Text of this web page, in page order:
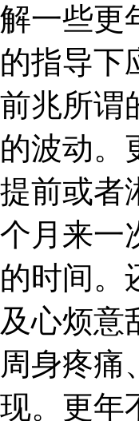
解一些更
的指导下
前兆所谓
的波动。
提前或者
个月来一
的时间。
及心烦意
周身疼痛
现。更年